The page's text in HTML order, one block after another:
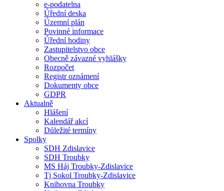
e-podatelna
Úřední deska
Územní plán
Povinné informace
Úřední hodiny
Zastupitelstvo obce
Obecně závazné vyhlášky
Rozpočet
Registr oznámení
Dokumenty obce
GDPR
Aktualně
Hlášení
Kalendář akcí
Důležité termíny
Spolky
SDH Zdislavice
SDH Troubky
MS Háj Troubky-Zdislavice
Tj Sokol Troubky-Zdislavice
Knihovna Troubky